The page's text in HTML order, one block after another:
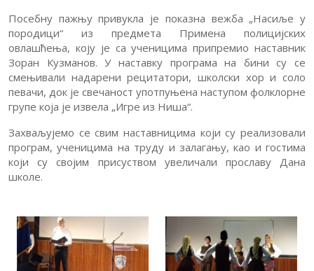
Посебну пажњу привукла је показна вежба „Насиље у
породици“ из предмета Примена полицијских
овлашћења, коју је са ученицима припремио наставник
Зоран Кузманов. У наставку програма на бини су се
смењивали надарени рецитатори, школски хор и соло
певачи, док је свечаност употпуњена наступом фолклорне
групе која је извела „Игре из Ниша“.
Захваљујемо се свим наставницима који су реализовали
програм, ученицима на труду и залагању, као и гостима
који су својим присуством увеличали прославу Дана
школе.